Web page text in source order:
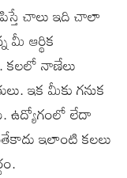
చాలు ఇది చాలా
మీ ఆర్థిక
కలలో నాణేలు
ఇక మీకు గనుక
ఉద్యోగంలో లేదా
ఇలాంటి కలలు